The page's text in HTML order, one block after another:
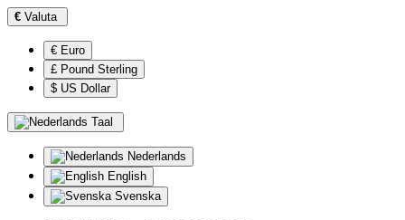
€ Valuta
€ Euro
£ Pound Sterling
$ US Dollar
Taal
Nederlands
English
Svenska